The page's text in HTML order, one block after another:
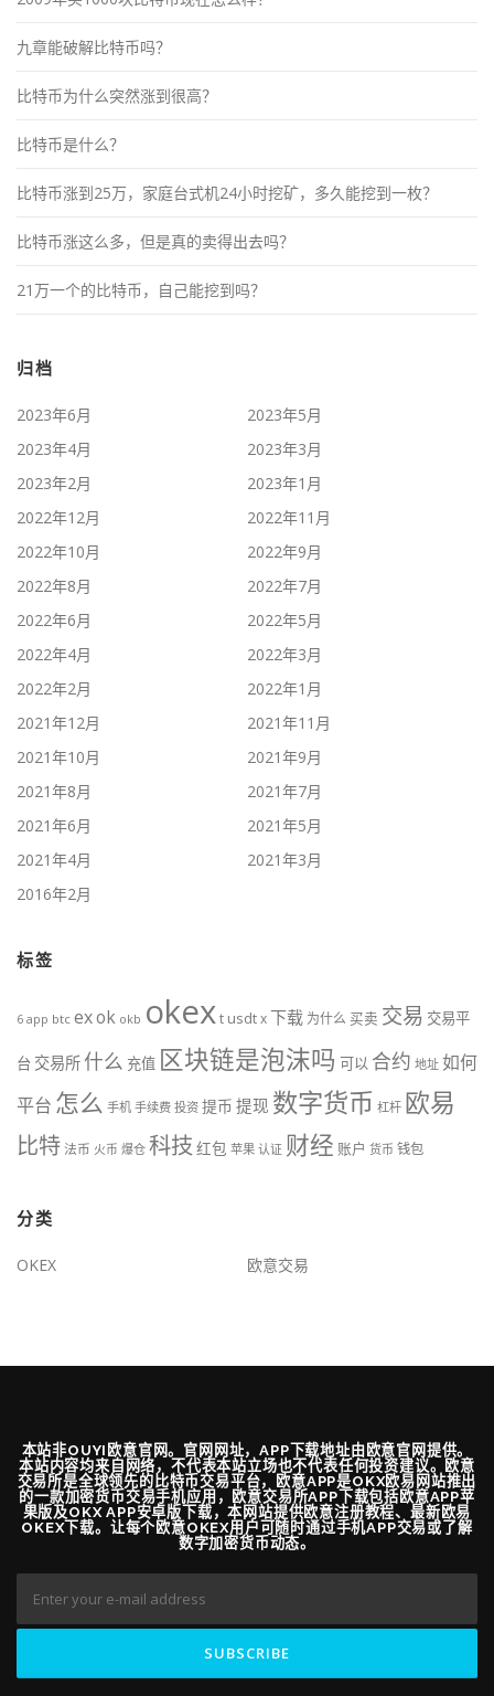
九章能破解比特币吗？
比特币为什么突然涨到很高？
比特币是什么？
比特币涨到25万，家庭台式机24小时挖矿，多久能挖到一枚？
比特币涨这么多，但是真的卖得出去吗？
21万一个的比特币，自己能挖到吗？
归档
2023年6月
2023年5月
2023年4月
2023年3月
2023年2月
2023年1月
2022年12月
2022年11月
2022年10月
2022年9月
2022年8月
2022年7月
2022年6月
2022年5月
2022年4月
2022年3月
2022年2月
2022年1月
2021年12月
2021年11月
2021年10月
2021年9月
2021年8月
2021年7月
2021年6月
2021年5月
2021年4月
2021年3月
2016年2月
标签
6 app btc exok okb okext usdtx下载 为什么 买卖 交易 交易平
台 交易所 什么 充值 区块链是泡沫吗 可以 合约 地址 如何
平台 怎么 手机 手续费 投资 提币 提现 数字货币 杠杆 欧易
比特法币 火币 爆仓 科技 红包 苹果 认证 财经 账户 货币 钱包
分类
OKEX 欧意交易
本站非OUYI欧意官网。官网网址，APP下载地址由欧意官网提供。
本站内容均来自网络，不代表本站立场也不代表任何投资建议。欧意
交易所是全球领先的比特币交易平台，欧意APP是OKX欧易网站推出
的一款加密货币交易手机应用，欧意交易所APP下载包括欧意APP苹
果版及OKX APP安卓版下载，本网站提供欧意注册教程、最新欧易
OKEX下载。让每个欧意OKEX用户可随时通过手机APP交易或了解
数字加密货币动态。